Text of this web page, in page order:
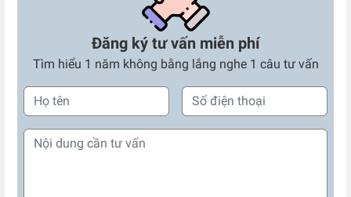
Đăng ký tư vấn miễn phí
Tìm hiểu 1 năm không bằng lắng nghe 1 câu tư vấn